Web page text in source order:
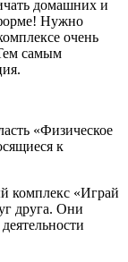
домашних и
Нужно
очень
самым
«Физическое
к
комплекс «Играй
друга. Они